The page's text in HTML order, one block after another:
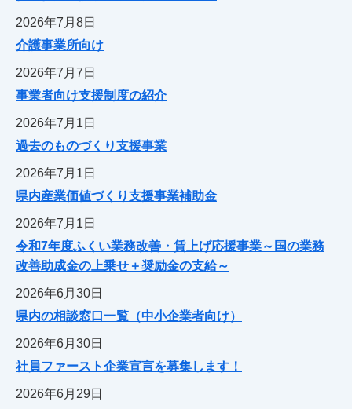
2026年7月8日
介護事業所向け
2026年7月7日
事業者向け支援制度の紹介
2026年7月1日
過去のものづくり支援事業
2026年7月1日
県内産業価値づくり支援事業補助金
2026年7月1日
令和7年度ふくい業務改善・賃上げ応援事業～国の業務
改善助成金の上乗せ＋奨励金の支給～
2026年6月30日
県内の相談窓口一覧（中小企業者向け）
2026年6月30日
社員ファースト企業宣言を募集します！
2026年6月29日